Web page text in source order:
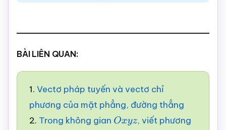
BÀI LIÊN QUAN:
1. Vectơ pháp tuyến và vectơ chỉ
phương của mặt phẳng, đường thẳng
2. Trong không gian Oxyz, viết phương